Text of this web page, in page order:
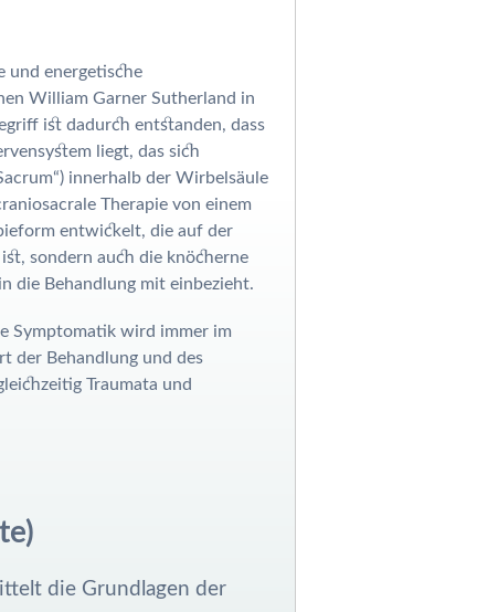
und energetische
William Garner Sutherland in
ist dadurch entstanden, dass
liegt, das sich
innerhalb der Wirbelsäule
Therapie von einem
entwickelt, die auf der
sondern auch die knöcherne
die Behandlung mit einbezieht.
Symptomatik wird immer im
der Behandlung und des
Traumata und
die Grundlagen der